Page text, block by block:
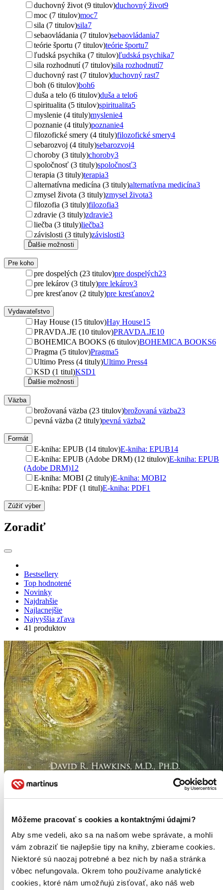
Môžeme pracovať s cookies a kontaktnými údajmi?
Aby sme vedeli, ako sa na našom webe správate, a mohli
vám zobraziť tie najlepšie tipy na knihy, zbierame cookies.
Niektoré sú naozaj potrebné a bez nich by naša stránka
vôbec nefungovala. Okrem toho používame analytické
cookies, ktoré nám umožňujú zisťovať, ako náš web
duchovný život (9 titulov)duchovný život9
moc (7 titulov)moc7
sila (7 titulov)sila7
sebaovládania (7 titulov)sebaovládania7
teórie športu (7 titulov)teórie športu7
ľudská psychika (7 titulov)ľudská psychika7
sila rozhodnutí (7 titulov)sila rozhodnutí7
duchovný rast (7 titulov)duchovný rast7
boh (6 titulov)boh6
duša a telo (6 titulov)duša a telo6
spiritualita (5 titulov)spiritualita5
myslenie (4 tituly)myslenie4
poznanie (4 tituly)poznanie4
filozofické smery (4 tituly)filozofické smery4
sebarozvoj (4 tituly)sebarozvoj4
choroby (3 tituly)choroby3
spoločnosť (3 tituly)spoločnosť3
terapia (3 tituly)terapia3
alternatívna medicína (3 tituly)alternatívna medicína3
zmysel života (3 tituly)zmysel života3
filozofia (3 tituly)filozofia3
zdravie (3 tituly)zdravie3
liečba (3 tituly)liečba3
závislosti (3 tituly)závislosti3
Ďalšie možnosti
Pre koho
pre dospelých (23 titulov)pre dospelých23
pre lekárov (3 tituly)pre lekárov3
pre kresťanov (2 tituly)pre kresťanov2
Vydavateľstvo
Hay House (15 titulov)Hay House15
PRAVDA.JE (10 titulov)PRAVDA.JE10
BOHEMICA BOOKS (6 titulov)BOHEMICA BOOKS6
Pragma (5 titulov)Pragma5
Ultimo Press (4 tituly)Ultimo Press4
KSD (1 titul)KSD1
Ďalšie možnosti
Väzba
brožovaná väzba (23 titulov)brožovaná väzba23
pevná väzba (2 tituly)pevná väzba2
Formát
E-kniha: EPUB (14 titulov)E-kniha: EPUB14
E-kniha: EPUB (Adobe DRM) (12 titulov)E-kniha: EPUB
(Adobe DRM)12
E-kniha: MOBI (2 tituly)E-kniha: MOBI2
E-kniha: PDF (1 titul)E-kniha: PDF1
Zúžiť výber
Zoradiť
Bestsellery
Top hodnotené
Novinky
Najdrahšie
Najlacnejšie
Najvyššia zľava
41 produktov